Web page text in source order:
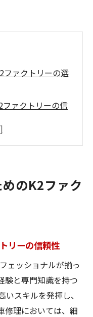
ファクトリーの選
ァクトリーの信
クトリーの評価
フとの相談
サポート
のK2ファク
リーの信頼性
ェッショナルが揃っ
験と専門知識を持つ
スキルを発揮し、
修理においては、細